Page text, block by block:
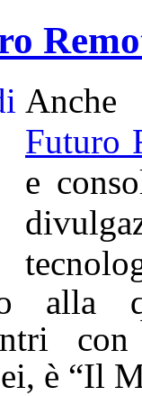
Anche
Futuro
e
alla
è “Il